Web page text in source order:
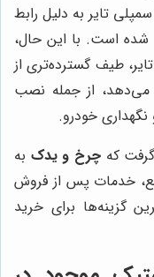
تایر به دلیل رابط
شده است. با این حال،
طیف گسترده‌تری از
می‌دهد، از جمله نصب
خودرو.
که چرخ و یدک به
خدمات پس از فروش
گزینه‌ها برای خرید